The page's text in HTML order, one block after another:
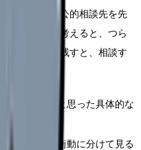
し、受診や公的相談先を先
の中だけで考えると、つら
モアプリに残すと、相談す
て辞めたいと思った具体的な
動悸・欠勤衝動に分けて見る